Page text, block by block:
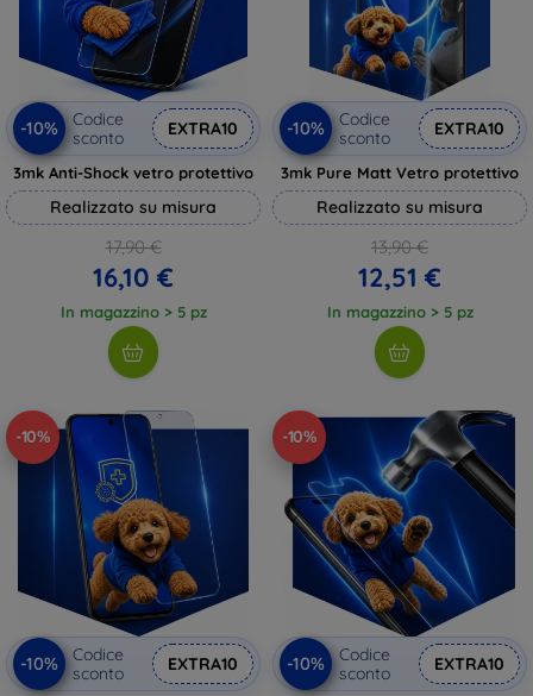
-10%
Codice
sconto
EXTRA10
3mk Anti-Shock vetro protettivo
Realizzato su misura
17,90 €
16,10 €
In magazzino > 5 pz
-10%
Codice
sconto
EXTRA10
3mk Pure Matt Vetro protettivo
Realizzato su misura
13,90 €
12,51 €
In magazzino > 5 pz
-10%
-10%
Codice
sconto
EXTRA10
-10%
-10%
Codice
sconto
EXTRA10